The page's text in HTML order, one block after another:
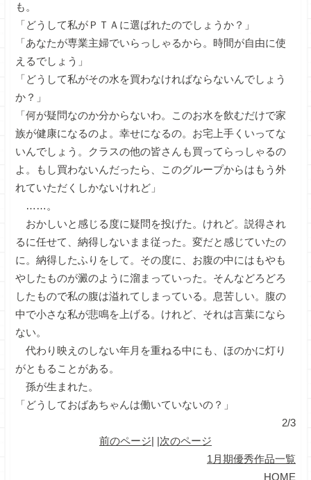
も。
「どうして私がＰＴＡに選ばれたのでしょうか？」
「あなたが専業主婦でいらっしゃるから。時間が自由に使
えるでしょう」
「どうして私がその水を買わなければならないんでしょう
か？」
「何が疑問なのか分からないわ。このお水を飲むだけで家
族が健康になるのよ。幸せになるの。お宅上手くいってな
いんでしょう。クラスの他の皆さんも買ってらっしゃるの
よ。もし買わないんだったら、このグループからはもう外
れていただくしかないけれど」
……。
おかしいと感じる度に疑問を投げた。けれど。説得され
るに任せて、納得しないまま従った。変だと感じていたの
に。納得したふりをして。その度に、お腹の中にはもやも
やしたものが澱のように溜まっていった。そんなどろどろ
したもので私の腹は溢れてしまっている。息苦しい。腹の
中で小さな私が悲鳴を上げる。けれど、それは言葉になら
ない。
代わり映えのしない年月を重ねる中にも、ほのかに灯り
がともることがある。
孫が生まれた。
「どうしておばあちゃんは働いていないの？」
2/3
前のページ| |次のページ
1月期優秀作品一覧
HOME